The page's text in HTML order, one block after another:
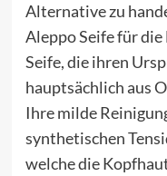
Alternative zu
Aleppo Seife für
Seife, die ihren
hauptsächlich aus
Ihre milde
synthetischen
welche die